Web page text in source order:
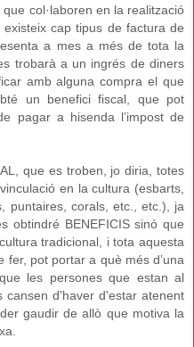
col·laboren en la realització
cap tipus de factura de
a mes a més de tota la
trobarà a un ingrés de diners
amb alguna compra el que
un benefici fiscal, que pot
pagar a hisenda l’impost de
que es troben, jo diria, totes
en la cultura (esbarts,
puntaires, corals, etc., etc.), ja
obtindré BENEFICIS sinó que
tradicional, i tota aquesta
fer, pot portar a què més d’una
les persones que estan al
cansen d'haver d'estar atenent
gaudir de allò que motiva la